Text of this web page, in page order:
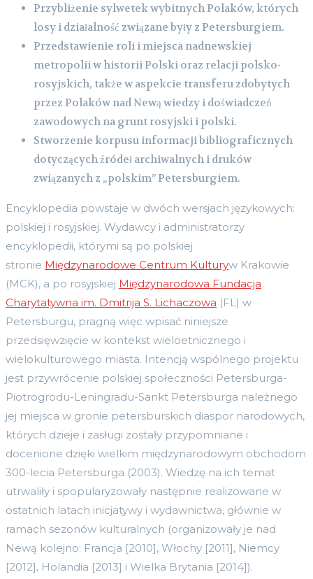
Przybliżenie sylwetek wybitnych Polaków, których
losy i działalność związane były z Petersburgiem.
Przedstawienie roli i miejsca nadnewskiej
metropolii w historii Polski oraz relacji polsko-
rosyjskich, także w aspekcie transferu zdobytych
przez Polaków nad Newą wiedzy i doświadczeń
zawodowych na grunt rosyjski i polski.
Stworzenie korpusu informacji bibliograficznych
dotyczących źródeł archiwalnych i druków
związanych z „polskim” Petersburgiem.
Encyklopedia powstaje w dwóch wersjach językowych:
polskiej i rosyjskiej. Wydawcy i administratorzy
encyklopedii, którymi są po polskiej
stronie Międzynarodowe Centrum Kulturyw Krakowie
(MCK), a po rosyjskiej Międzynarodowa Fundacja
Charytatywna im. Dmitrija S. Lichaczowa (FL) w
Petersburgu, pragną więc wpisać niniejsze
przedsięwzięcie w kontekst wieloetnicznego i
wielokulturowego miasta. Intencją wspólnego projektu
jest przywrócenie polskiej społeczności Petersburga-
Piotrogrodu-Leningradu-Sankt Petersburga należnego
jej miejsca w gronie petersburskich diaspor narodowych,
których dzieje i zasługi zostały przypomniane i
docenione dzięki wielkim międzynarodowym obchodom
300-lecia Petersburga (2003). Wiedzę na ich temat
utrwaliły i spopularyzowały następnie realizowane w
ostatnich latach inicjatywy i wydawnictwa, głównie w
ramach sezonów kulturalnych (organizowały je nad
Newą kolejno: Francja [2010], Włochy [2011], Niemcy
[2012], Holandia [2013] i Wielka Brytania [2014]).